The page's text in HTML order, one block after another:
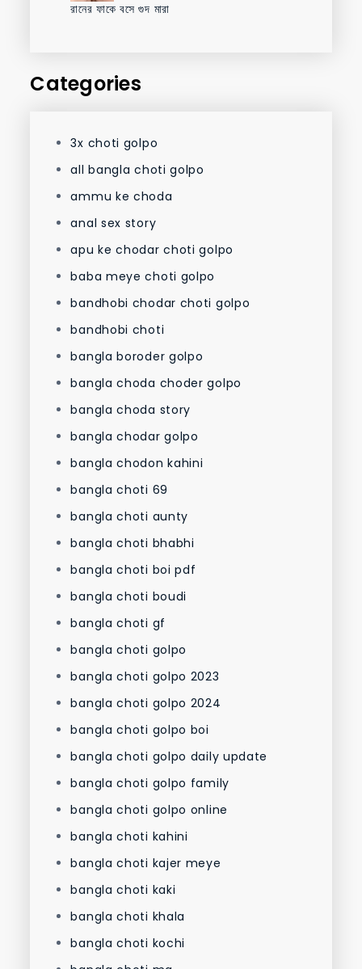
রানের ফাকে বসে গুদ মারা
Categories
3x choti golpo
all bangla choti golpo
ammu ke choda
anal sex story
apu ke chodar choti golpo
baba meye choti golpo
bandhobi chodar choti golpo
bandhobi choti
bangla boroder golpo
bangla choda choder golpo
bangla choda story
bangla chodar golpo
bangla chodon kahini
bangla choti 69
bangla choti aunty
bangla choti bhabhi
bangla choti boi pdf
bangla choti boudi
bangla choti gf
bangla choti golpo
bangla choti golpo 2023
bangla choti golpo 2024
bangla choti golpo boi
bangla choti golpo daily update
bangla choti golpo family
bangla choti golpo online
bangla choti kahini
bangla choti kajer meye
bangla choti kaki
bangla choti khala
bangla choti kochi